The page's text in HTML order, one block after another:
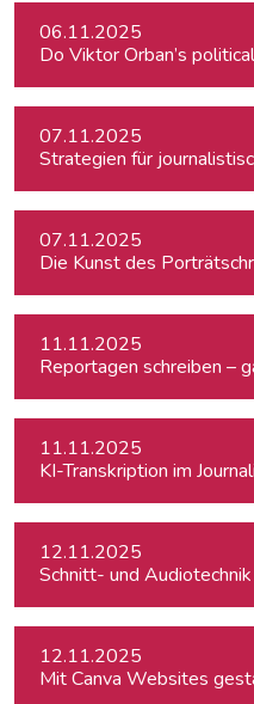
06.11.2025
Do Viktor Orban’s
07.11.2025
Strategien für
07.11.2025
Die Kunst des
11.11.2025
Reportagen schreiben –
11.11.2025
KI-Transkription im
12.11.2025
Schnitt- und Audiotechnik
12.11.2025
Mit Canva Websites